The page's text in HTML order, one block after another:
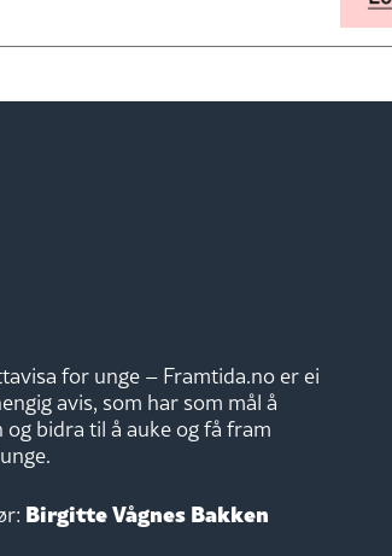
for unge – Framtida.no er ei
avis, som har som mål å
bidra til å auke og få fram
Birgitte Vågnes Bakken